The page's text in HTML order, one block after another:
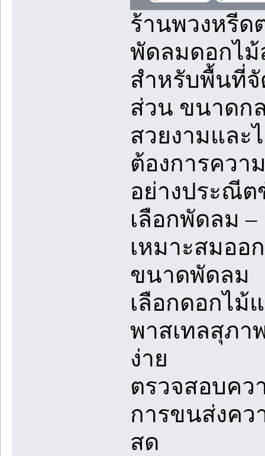
ร้านพวงหรีด
พัดลมดอกไ
สำหรับพื้นที่จั
ส่วน ขนาดก
สวยงามและ
ต้องการควา
อย่างประณี
เลือกพัดลม
เหมาะสมออ
ขนาดพัดลม
เลือกดอกไม้
พาสเทลสุภา
ง่าย
ตรวจสอบคว
การขนส่งคว
สด